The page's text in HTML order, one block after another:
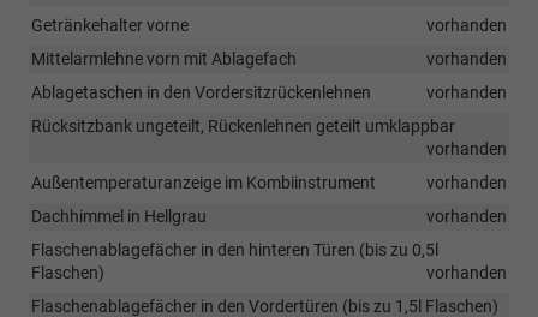
Getränkehalter vorne
vorhanden
Mittelarmlehne vorn mit Ablagefach
vorhanden
Ablagetaschen in den Vordersitzrückenlehnen
vorhanden
Rücksitzbank ungeteilt, Rückenlehnen geteilt umklappbar
vorhanden
Außentemperaturanzeige im Kombiinstrument
vorhanden
Dachhimmel in Hellgrau
vorhanden
Flaschenablagefächer in den hinteren Türen (bis zu 0,5l
Flaschen)
vorhanden
Flaschenablagefächer in den Vordertüren (bis zu 1,5l Flaschen)